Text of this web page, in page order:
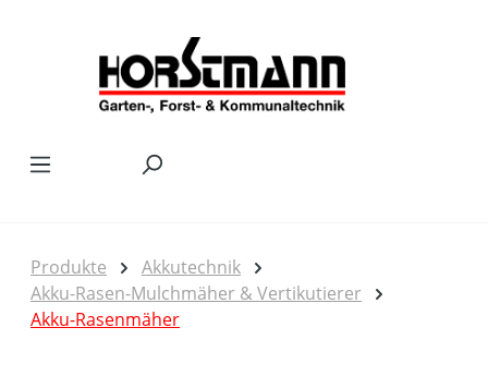
Produkte
Akkutechnik
Akku-Rasen-Mulchmäher & Vertikutierer
Akku-Rasenmäher